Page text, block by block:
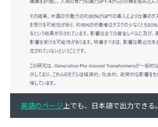
英語のページ上でも、日本語で出力できる。